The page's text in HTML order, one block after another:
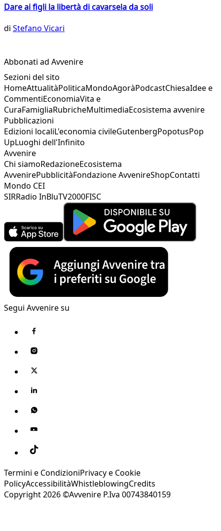
Dare ai figli la libertà di cavarsela da soli
di Stefano Vicari
Abbonati ad Avvenire
Sezioni del sito
HomeAttualitàPoliticaMondoAgoràPodcastChiesaIdee e
CommentiEconomiaVita e
CuraFamigliaRubricheMultimediaEcosistema avvenire
Pubblicazioni
Edizioni localiL'economia civileGutenbergPopotusPop
UpLuoghi dell'Infinito
Avvenire
Chi siamoRedazioneEcosistema
AvvenirePubblicitàFondazione AvvenireShopContatti
Mondo CEI
SIRRadio InBluTV2000FISC
Segui Avvenire su
Termini e CondizioniPrivacy e Cookie
PolicyAccessibilitàWhistleblowingCredits
Copyright 2026 ©Avvenire P.Iva 00743840159